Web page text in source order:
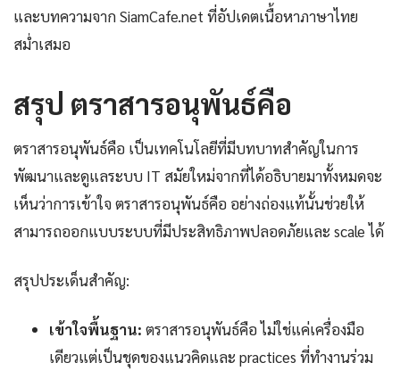
และบทความจาก SiamCafe.net ที่อัปเดตเนื้อหาภาษาไทย
สม่ำเสมอ
สรุป ตราสารอนุพันธ์คือ
ตราสารอนุพันธ์คือ เป็นเทคโนโลยีที่มีบทบาทสำคัญในการ
พัฒนาและดูแลระบบ IT สมัยใหม่จากที่ได้อธิบายมาทั้งหมดจะ
เห็นว่าการเข้าใจ ตราสารอนุพันธ์คือ อย่างถ่องแท้นั้นช่วยให้
สามารถออกแบบระบบที่มีประสิทธิภาพปลอดภัยและ scale ได้
สรุปประเด็นสำคัญ:
เข้าใจพื้นฐาน: ตราสารอนุพันธ์คือ ไม่ใช่แค่เครื่องมือ
เดียวแต่เป็นชุดของแนวคิดและ practices ที่ทำงานร่วม